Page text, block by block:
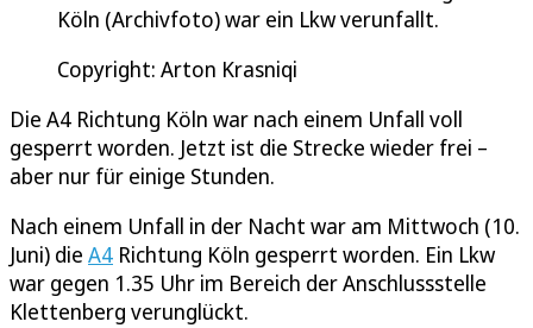
Köln (Archivfoto) war ein Lkw verunfallt.
Copyright: Arton Krasniqi
Die A4 Richtung Köln war nach einem Unfall voll
gesperrt worden. Jetzt ist die Strecke wieder frei –
aber nur für einige Stunden.
Nach einem Unfall in der Nacht war am Mittwoch (10.
Juni) die A4 Richtung Köln gesperrt worden. Ein Lkw
war gegen 1.35 Uhr im Bereich der Anschlussstelle
Klettenberg verunglückt.